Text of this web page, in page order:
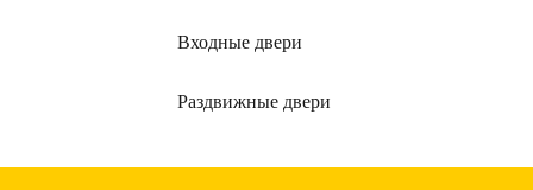
Входные двери
Раздвижные двери